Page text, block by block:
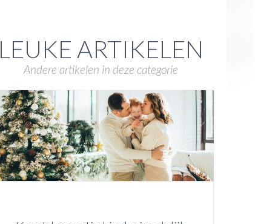
LEUKE ARTIKELEN
Andere artikelen in deze categorie